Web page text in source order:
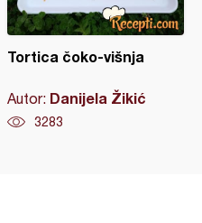
Tortica čoko-višnja
Autor: Danijela Žikić
3283